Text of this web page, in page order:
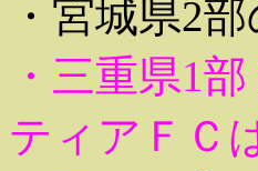
・宮城県2
・三重県1
ティアＦＣ